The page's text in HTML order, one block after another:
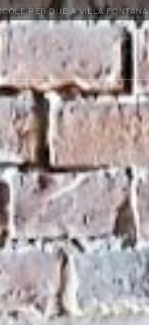
PER DUE A VILLA FONTANA